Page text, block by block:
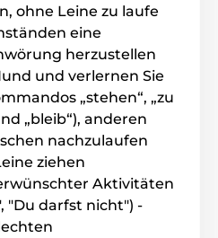
ohne Leine zu laufe
eine
herzustellen
und verlernen Sie
„stehen“, „zu
„bleib“), anderen
nachzulaufen
ziehen
Aktivitäten
"Du darfst nicht") -